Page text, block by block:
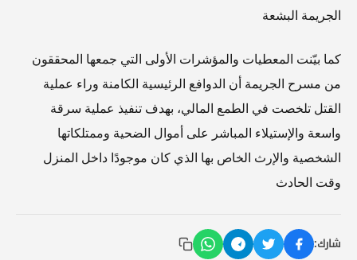
الجريمة البشعة
كما بيّنت المعطيات والمؤشرات الأولى التي جمعها المحققون
من مسرح الجريمة أن الدوافع الرئيسية الكامنة وراء عملية
القتل تلخصت في الطمع المالي، بهدف تنفيذ عملية سرقة
واسعة والإستيلاء المباشر على أموال الضحية وممتلكاتها
الشخصية والإرث الخاص بها الذي كان موجودًا داخل المنزل
وقت الحادث
شارك: